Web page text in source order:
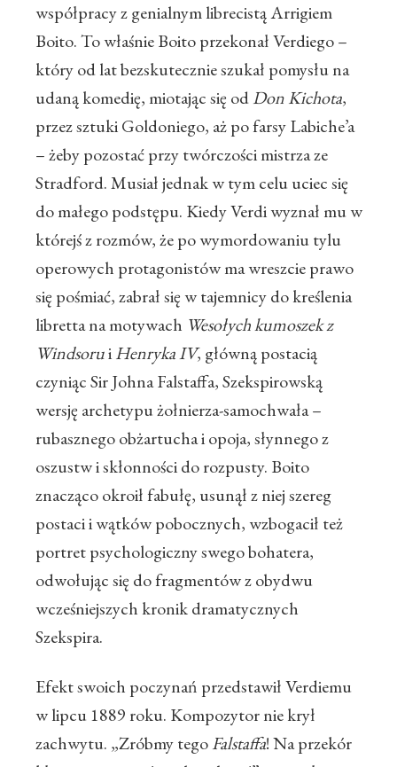
współpracy z genialnym librecistą Arrigiem
Boito. To właśnie Boito przekonał Verdiego –
który od lat bezskutecznie szukał pomysłu na
udaną komedię, miotając się odDon Kichota,
przez sztuki Goldoniego, aż po farsy Labiche’a
– żeby pozostać przy twórczości mistrza ze
Stradford. Musiał jednak w tym celu uciec się
do małego podstępu. Kiedy Verdi wyznał mu w
którejś z rozmów, że po wymordowaniu tylu
operowych protagonistów ma wreszcie prawo
się pośmiać, zabrał się w tajemnicy do kreślenia
libretta na motywach Wesołych kumoszek z
WindsoruiHenryka IV, główną postacią
czyniąc Sir Johna Falstaffa, Szekspirowską
wersję archetypu żołnierza-samochwała –
rubasznego obżartucha i opoja, słynnego z
oszustw i skłonności do rozpusty. Boito
znacząco okroił fabułę, usunął z niej szereg
postaci i wątków pobocznych, wzbogacił też
portret psychologiczny swego bohatera,
odwołując się do fragmentów z obydwu
wcześniejszych kronik dramatycznych
Szekspira.
Efekt swoich poczynań przedstawił Verdiemu
w lipcu 1889 roku. Kompozytor nie krył
zachwytu. „Zróbmy tegoFalstaffa! Na przekór